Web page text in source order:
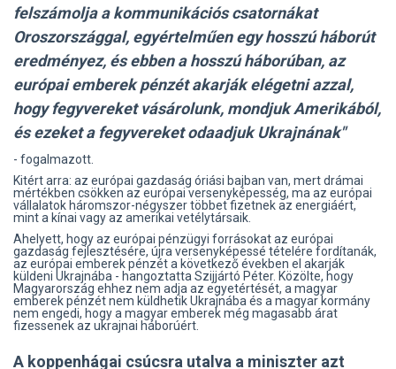
felszámolja a kommunikációs csatornákat
Oroszországgal, egyértelműen egy hosszú háborút
eredményez, és ebben a hosszú háborúban, az
európai emberek pénzét akarják elégetni azzal,
hogy fegyvereket vásárolunk, mondjuk Amerikából,
és ezeket a fegyvereket odaadjuk Ukrajnának"
- fogalmazott.
Kitért arra: az európai gazdaság óriási bajban van, mert drámai
mértékben csökken az európai versenyképesség, ma az európai
vállalatok háromszor-négyszer többet fizetnek az energiáért,
mint a kínai vagy az amerikai vetélytársaik.
Ahelyett, hogy az európai pénzügyi forrásokat az európai
gazdaság fejlesztésére, újra versenyképessé tételére fordítanák,
az európai emberek pénzét a következő években el akarják
küldeni Ukrajnába - hangoztatta Szijjártó Péter. Közölte, hogy
Magyarország ehhez nem adja az egyetértését, a magyar
emberek pénzét nem küldhetik Ukrajnába és a magyar kormány
nem engedi, hogy a magyar emberek még magasabb árat
fizessenek az ukrajnai háborúért.
A koppenhágai csúcsra utalva a miniszter azt